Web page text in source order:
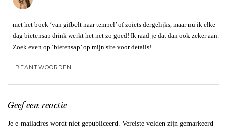
met het boek ‘van gifbelt naar tempel’ of zoiets dergelijks, maar nu ik elke
dag bietensap drink werkt het net zo goed! Ik raad je dat dan ook zeker aan.
Zoek even op ‘bietensap’ op mijn site voor details!
BEANTWOORDEN
Geef een reactie
Je e-mailadres wordt niet gepubliceerd. Vereiste velden zijn gemarkeerd